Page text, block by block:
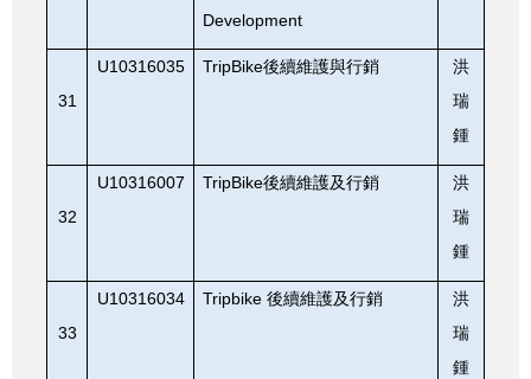
Development
31
U10316035 TripBike後續維護與行銷
洪
瑞
鍾
32
U10316007 TripBike後續維護及行銷
洪
瑞
鍾
33
U10316034 Tripbike後續維護及行銷
洪
瑞
鍾